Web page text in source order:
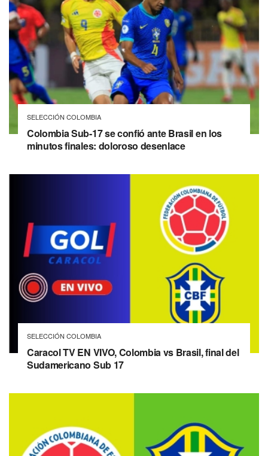
SELECCIÓN COLOMBIA
Colombia Sub-17 se confió ante Brasil en los
minutos finales: doloroso desenlace
SELECCIÓN COLOMBIA
Caracol TV EN VIVO, Colombia vs Brasil, final del
Sudamericano Sub 17